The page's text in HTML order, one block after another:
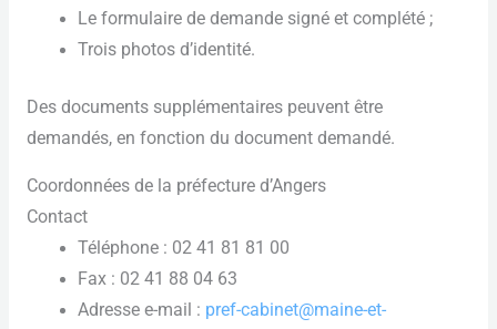
Le formulaire de demande signé et complété ;
Trois photos d’identité.
Des documents supplémentaires peuvent être
demandés, en fonction du document demandé.
Coordonnées de la préfecture d’Angers
Contact
Téléphone : 02 41 81 81 00
Fax : 02 41 88 04 63
Adresse e-mail : pref-cabinet@maine-et-